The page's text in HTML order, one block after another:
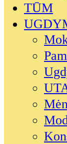
TŪM